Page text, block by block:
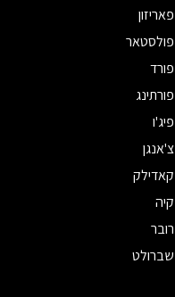
פאריזון
פולסטאר
פורד
פורתינג
פיג'ו
צ'אנגן
קאדילק
קיה
רובר
שברולט